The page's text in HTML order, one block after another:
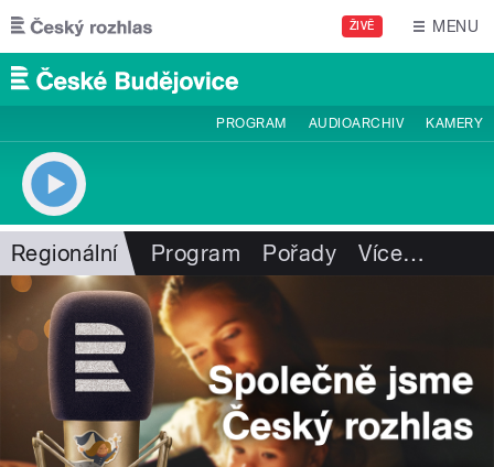
Přejít k hlavnímu obsahu
ŽIVĚ MENU
PROGRAM AUDIOARCHIV KAMERY
Regionální Program Pořady Více…